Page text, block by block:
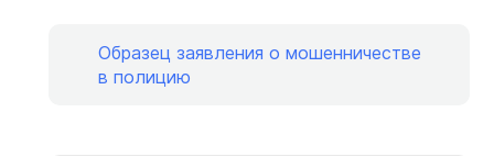
Образец заявления о мошенничестве
в полицию